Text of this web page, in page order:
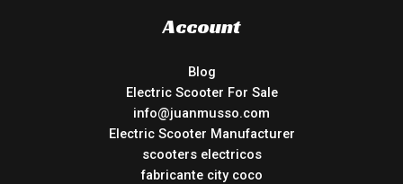
Account
Blog
Electric Scooter For Sale
info@juanmusso.com
Electric Scooter Manufacturer
scooters electricos
fabricante city coco